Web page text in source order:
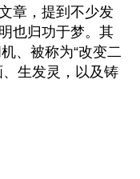
章，提到不少发
也归功于梦。其
、被称为“改变二
生发灵，以及铸